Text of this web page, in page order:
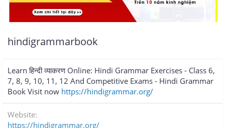
hindigrammarbook
Learn हिन्दी व्याकरण Online: Hindi Grammar Exercises - Class 6,
7, 8, 9, 10, 11, 12 And Competitive Exams - Hindi Grammar
Book Visit now https://hindigrammar.org/
Website
https://hindigrammar.org/